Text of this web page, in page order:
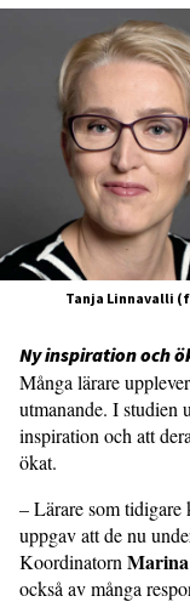
Tanja Linnavalli
Ny inspiration och
Många lärare
utmanande. I studien
inspiration och att
ökat.
– Lärare som tidigare
uppgav att de nu
Koordinatorn
också av många